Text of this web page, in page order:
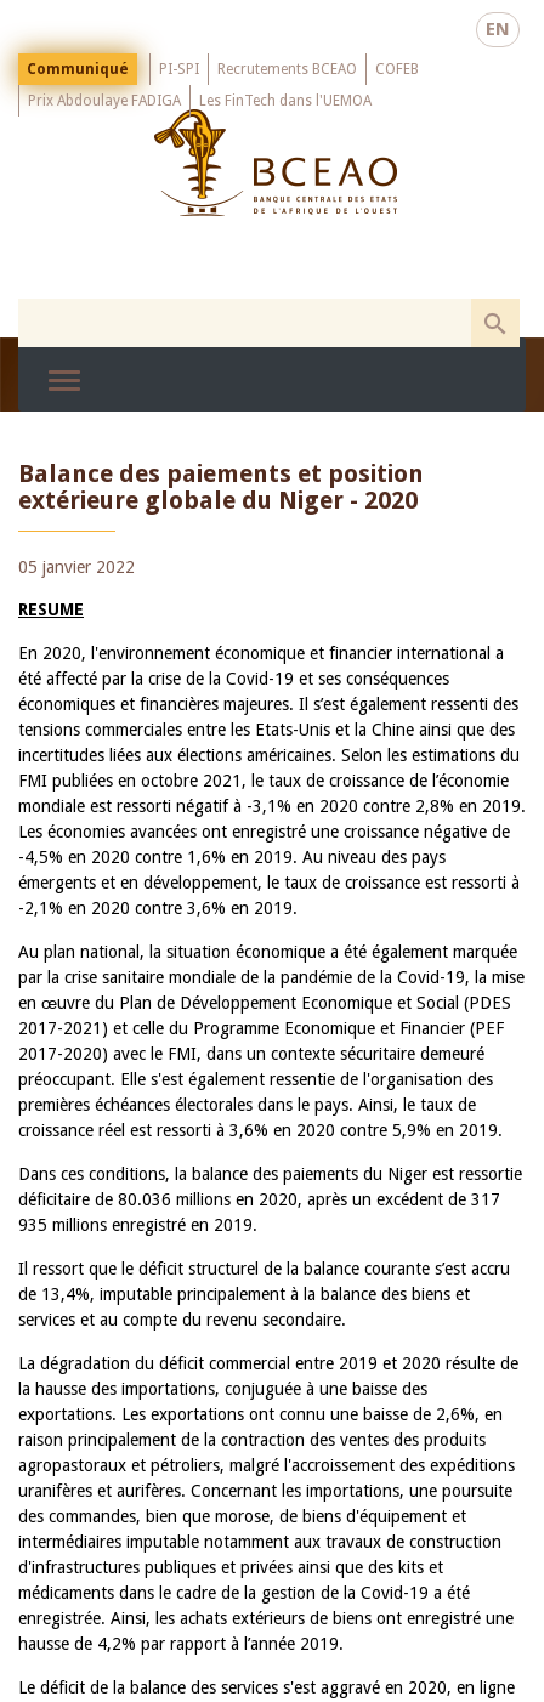
main
content
EN
Menu
Top
Communiqué PI-SPI Recrutements BCEAO
COFEB
Prix Abdoulaye FADIGA
Les FinTech dans l'UEMOA
Balance des paiements et position
extérieure globale du Niger - 2020
05 janvier 2022
RESUME
En 2020, l'environnement économique et financier international a
été affecté par la crise de la Covid-19 et ses conséquences
économiques et financières majeures. Il s’est également ressenti des
tensions commerciales entre les Etats-Unis et la Chine ainsi que des
incertitudes liées aux élections américaines. Selon les estimations du
FMI publiées en octobre 2021, le taux de croissance de l’économie
mondiale est ressorti négatif à -3,1% en 2020 contre 2,8% en 2019.
Les économies avancées ont enregistré une croissance négative de
-4,5% en 2020 contre 1,6% en 2019. Au niveau des pays
émergents et en développement, le taux de croissance est ressorti à
-2,1% en 2020 contre 3,6% en 2019.
Au plan national, la situation économique a été également marquée
par la crise sanitaire mondiale de la pandémie de la Covid-19, la mise
en œuvre du Plan de Développement Economique et Social (PDES
2017-2021) et celle du Programme Economique et Financier (PEF
2017-2020) avec le FMI, dans un contexte sécuritaire demeuré
préoccupant. Elle s'est également ressentie de l'organisation des
premières échéances électorales dans le pays. Ainsi, le taux de
croissance réel est ressorti à 3,6% en 2020 contre 5,9% en 2019.
Dans ces conditions, la balance des paiements du Niger est ressortie
déficitaire de 80.036 millions en 2020, après un excédent de 317
935 millions enregistré en 2019.
Il ressort que le déficit structurel de la balance courante s’est accru
de 13,4%, imputable principalement à la balance des biens et
services et au compte du revenu secondaire.
La dégradation du déficit commercial entre 2019 et 2020 résulte de
la hausse des importations, conjuguée à une baisse des
exportations. Les exportations ont connu une baisse de 2,6%, en
raison principalement de la contraction des ventes des produits
agropastoraux et pétroliers, malgré l'accroissement des expéditions
uranifères et aurifères. Concernant les importations, une poursuite
des commandes, bien que morose, de biens d'équipement et
intermédiaires imputable notamment aux travaux de construction
d'infrastructures publiques et privées ainsi que des kits et
médicaments dans le cadre de la gestion de la Covid-19 a été
enregistrée. Ainsi, les achats extérieurs de biens ont enregistré une
hausse de 4,2% par rapport à l’année 2019.
Le déficit de la balance des services s'est aggravé en 2020, en ligne